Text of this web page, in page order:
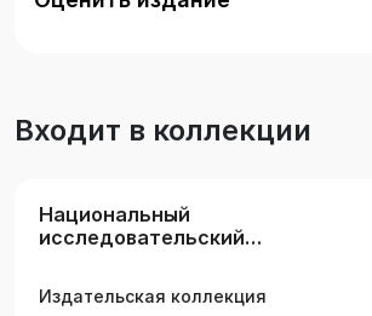
юридических вузов и факультетов.
Входит в коллекции
Национальный
исследовательский
университет
Издательская коллекция